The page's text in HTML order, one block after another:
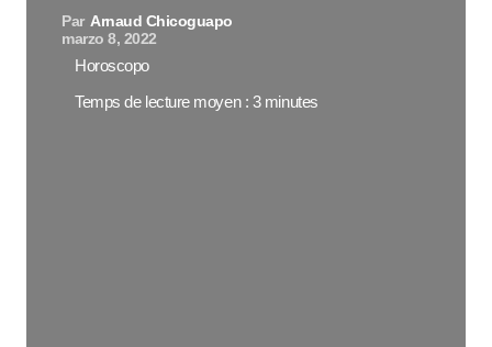
Par Arnaud Chicoguapo
marzo 8, 2022
Horoscopo
Temps de lecture moyen : 3 minutes